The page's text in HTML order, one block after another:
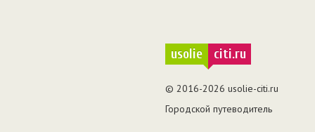
usolie citi.ru
© 2016-2026 usolie-citi.ru
Городской путеводитель